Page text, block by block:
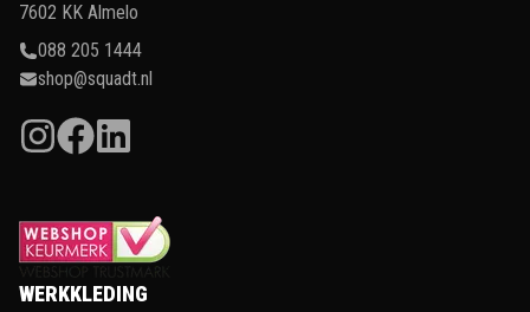
7602 KK Almelo
088 205 1444
shop@squadt.nl
WERKKLEDING